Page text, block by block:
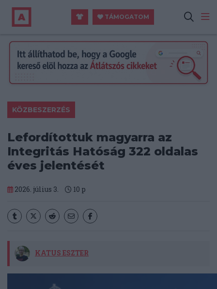
TÁMOGATOM
KÖZBESZERZÉS
Lefordítottuk magyarra az
Integritás Hatóság 322 oldalas
éves jelentését
2026. július 3. 10 p
KATUS ESZTER